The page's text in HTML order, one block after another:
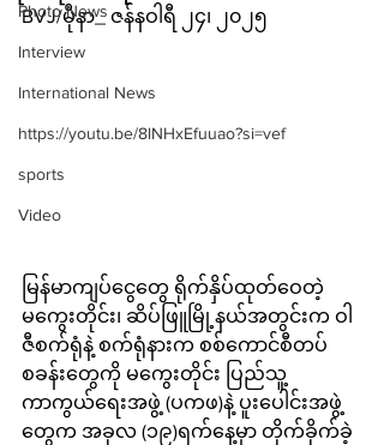
Photo News
Interview
International News
https://youtu.be/8lNHxEfuuao?si=vef
sports
Video
BVJ/မိုနာ_ ဇန်နဝါရီ ၂၄၊ ၂၀၂၅
မြန်မာကျပ်ငွေတွေ ရိုက်နှိပ်ထုတ်ဝေတဲ့
မကွေးတိုင်း၊ ဆိပ်ဖြူမြို့နယ်အတွင်းက ဝါ
ဇီစက်ရုံနဲ့ စက်ရုံနားက စစ်ကောင်စီတပ်
စခန်းတွေကို မကွေးတိုင်း ပြည်သူ့
ကာကွယ်ရေးအဖွဲ့ (ပကဖ)နဲ့ ပူးပေါင်းအဖွဲ့
တွေက အခုလ (၁၉)ရက်နေ့မှာ တိုက်ခိုက်ခဲ့